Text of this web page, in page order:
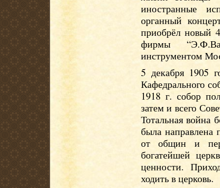
иностранные
органный
приобрёл новый
фирмы
инструментом
5 декабря 1905
Кафедрального
1918 г. собор
затем и всего
Тотальная война
была направлена
от общин и
богатейшей
ценности.
ходить в церковь.